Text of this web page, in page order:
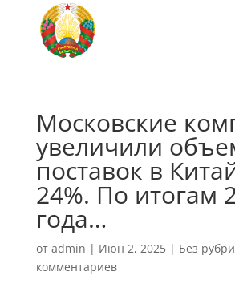
Московские
увеличили
поставок в
24%. По итогам
года…
от admin | Июн 2, 2025| Без
комментариев